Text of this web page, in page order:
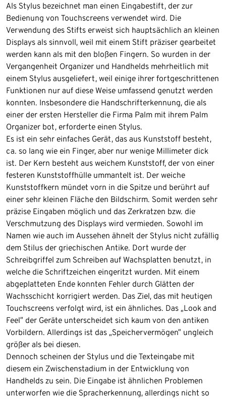
Als Stylus bezeichnet man einen Eingabestift, der zur
Bedienung von Touchscreens verwendet wird. Die
Verwendung des Stifts erweist sich hauptsächlich an kleinen
Displays als sinnvoll, weil mit einem Stift präziser gearbeitet
werden kann als mit den bloßen Fingern. So wurden in der
Vergangenheit Organizer und Handhelds mehrheitlich mit
einem Stylus ausgeliefert, weil einige ihrer fortgeschrittenen
Funktionen nur auf diese Weise umfassend genutzt werden
konnten. Insbesondere die Handschrifterkennung, die als
einer der ersten Hersteller die Firma Palm mit ihrem Palm
Organizer bot, erforderte einen Stylus.
Es ist ein sehr einfaches Gerät, das aus Kunststoff besteht,
ca. so lang wie ein Finger, aber nur wenige Millimeter dick
ist. Der Kern besteht aus weichem Kunststoff, der von einer
festeren Kunststoffhülle ummantelt ist. Der weiche
Kunststoffkern mündet vorn in die Spitze und berührt auf
einer sehr kleinen Fläche den Bildschirm. Somit werden sehr
präzise Eingaben möglich und das Zerkratzen bzw. die
Verschmutzung des Displays wird vermieden. Sowohl im
Namen wie auch im Aussehen ähnelt der Stylus nicht zufällig
dem Stilus der griechischen Antike. Dort wurde der
Schreibgriffel zum Schreiben auf Wachsplatten benutzt, in
welche die Schriftzeichen eingeritzt wurden. Mit einem
abgeplatteten Ende konnten Fehler durch Glätten der
Wachsschicht korrigiert werden. Das Ziel, das mit heutigen
Touchscreens verfolgt wird, ist ein ähnliches. Das „Look and
Feel” der Geräte unterscheidet sich kaum von den antiken
Vorbildern. Allerdings ist das „Speichervermögen” ungleich
größer als bei diesen.
Dennoch scheinen der Stylus und die Texteingabe mit
diesem ein Zwischenstadium in der Entwicklung von
Handhelds zu sein. Die Eingabe ist ähnlichen Problemen
unterworfen wie die Spracherkennung, allerdings nicht so